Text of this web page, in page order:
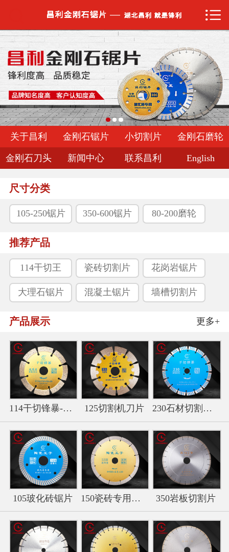
 网站首页
关于昌利
金刚石锯片
小切割片
金刚石磨轮
金刚石刀头
新闻中心
English

关于昌利 金刚石锯片 小切割片 金刚石磨轮
金刚石刀头 新闻中心 联系昌利 English
尺寸分类
105-250锯片 350-600锯片 80-200磨轮
推荐产品
114干切王 瓷砖切割片 花岗岩锯片
大理石锯片 混凝土锯片 墙槽切割片
产品展示 更多+
114干切锋暴-金色干切王切 125切割机刀片 230石材切割片-波纹干切
105玻化砖锯片 150瓷砖专用切割片 350岩板切割片